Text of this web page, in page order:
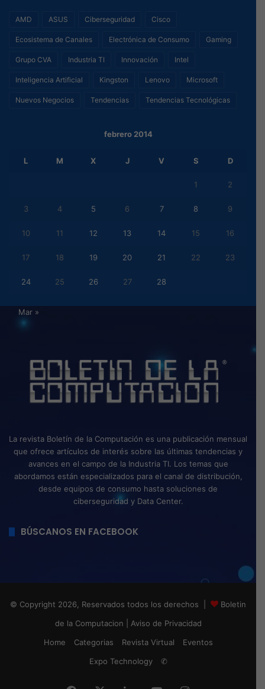
AMD ASUS Ciberseguridad Cisco
Ecosistema de Canales Electrónica de Consumo Gaming
Grupo CVA Industria TI Innovación Intel
Inteligencia Artificial Kingston Lenovo Microsoft
Nuevos Negocios Tendencias Tendencias Tecnológicas
febrero 2014
L M X J V S D
1 2
3 4 5 6 7 8 9
10 11 12 13 14 15 16
17 18 19 20 21 22 23
24 25 26 27 28
Mar »
La revista Boletín de la Computación es una publicación mensual
que ofrece artículos de interés sobre las últimas tendencias y
avances en el campo de la Industria TI. Los temas que
abordamos están especializados para el canal de distribución,
desde equipos de consumo hasta soluciones de
ciberseguridad y Data Center.
BÚSCANOS EN FACEBOOK
© Copyright 2026, Reservados todos los derechos |
Boletin
de la Computacion
Aviso de Privacidad
Home
Categorias Revista Virtual
Eventos
Expo Technology
✆